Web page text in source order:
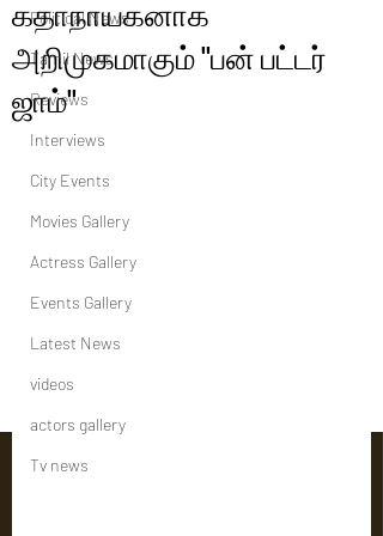
Political News
Tamil News
Reviews
Interviews
City Events
Movies Gallery
Actress Gallery
Events Gallery
Latest News
videos
actors gallery
Tv news
கதாநாயகனாக
அறிமுகமாகும் "பன் பட்டர்
ஜாம்"